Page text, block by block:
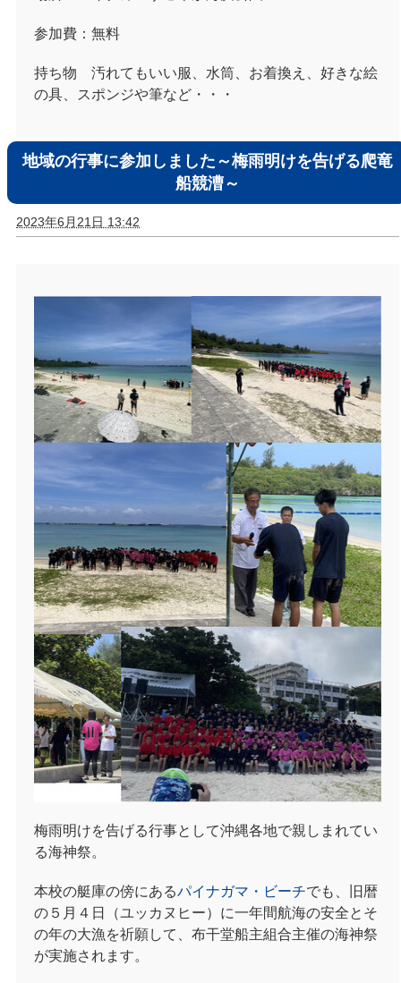
参加費：無料
持ち物 汚れてもいい服、水筒、お着換え、好きな絵
の具、スポンジや筆など・・・
地域の行事に参加しました～梅雨明けを告げる爬竜
船競漕～
2023年6月21日 13:42
梅雨明けを告げる行事として沖縄各地で親しまれてい
る海神祭。
本校の艇庫の傍にあるパイナガマ・ビーチでも、旧暦
の５月４日（ユッカヌヒー）に一年間航海の安全とそ
の年の大漁を祈願して、布干堂船主組合主催の海神祭
が実施されます。